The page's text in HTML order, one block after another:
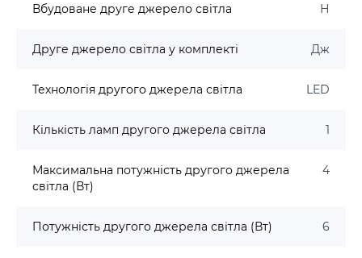
Вбудоване друге джерело світла Н
Друге джерело світла у комплекті Дж
Технологія другого джерела світла LED
Кількість ламп другого джерела світла 1
Максимальна потужність другого джерела
світла (Вт)
4
Потужність другого джерела світла (Вт) 6